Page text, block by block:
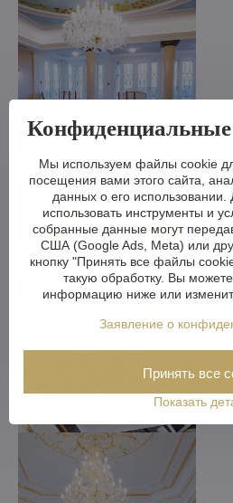
Конфиденциальные
Мы используем файлы cookie
посещения вами этого сайта,
данных о его
использовать инструменты и
собранные данные могут
США (Google Ads, Meta) или
кнопку "Принять все файлы
такую обработку. Вы
информацию ниже или
Заявление о
Показать
Принять все